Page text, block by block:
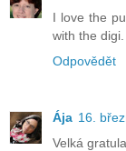
I love the
with the digi.
Odpovědět
Ája 16.
Velká